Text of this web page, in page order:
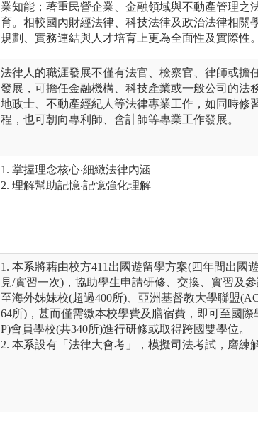
業知能；著重民營企業、金融領域與不動產管理之
育。相較國內財經法律、科技法律及政治法律相關
規劃、實務連結與人才培育上更為全面性及實際性。
法律人的職涯發展不僅有法官、檢察官、律師或擔
發展，可擔任金融機構、科技產業或一般公司的法
地政士、不動產經紀人等法律專業工作，如同時修
程，也可朝向專利師、會計師等專業工作發展。
1. 掌握理念核心‧細緻法律內涵
2. 理解幫助記憶‧記憶強化理解
1. 本系將藉由校方411出國遊留學方案(四年間出國
見/實習一次)，協助學生申請研修、交換、實習及
至海外姊妹校(超過400所)、亞洲基督教大學聯盟
64所)，甚而僅需繳本校學費及膳宿費，即可至國際
P)會員學校(共340所)進行研修或取得跨國雙學位。
2. 本系設有「法律大會考」，模擬司法考試，磨練